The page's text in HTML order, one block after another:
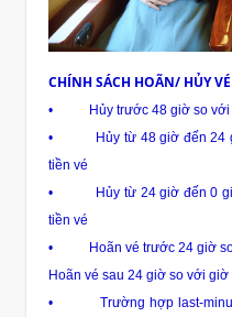
CHÍNH SÁCH HOÃN/ HỦY VÉ
• Hủy trước 48 giờ so với
• Hủy từ 48 giờ đến 24
tiền vé
• Hủy từ 24 giờ đến 0 giờ
tiền vé
• Hoãn vé trước 24 giờ so
Hoãn vé sau 24 giờ so với
• Trường hợp last-minute,